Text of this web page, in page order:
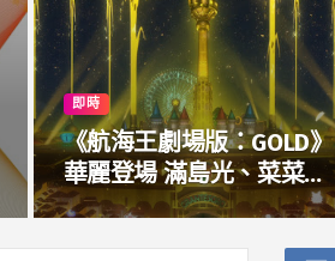
即時
《航海王劇場版：GOLD》
華麗登場 滿島光、菜菜
緒、濱田岳、竹中直人、